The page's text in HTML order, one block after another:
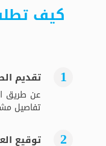
كيف
تقديم
عن طريق
تفاصيل
توقيع